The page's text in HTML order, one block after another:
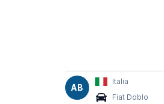
AB
Italia
Fiat Doblo